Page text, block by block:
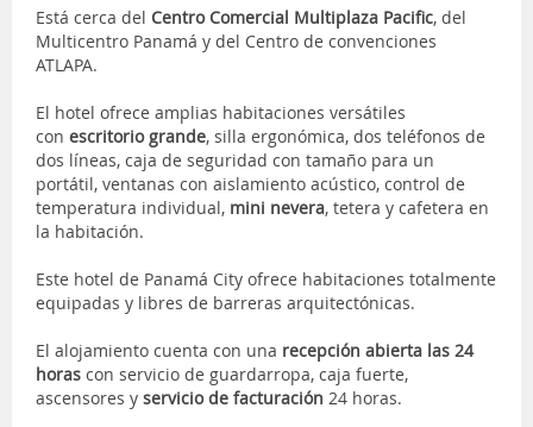
Está cerca del Centro Comercial Multiplaza Pacific, del
Multicentro Panamá y del Centro de convenciones
ATLAPA.
El hotel ofrece amplias habitaciones versátiles
con escritorio grande, silla ergonómica, dos teléfonos de
dos líneas, caja de seguridad con tamaño para un
portátil, ventanas con aislamiento acústico, control de
temperatura individual, mini nevera, tetera y cafetera en
la habitación.
Este hotel de Panamá City ofrece habitaciones totalmente
equipadas y libres de barreras arquitectónicas.
El alojamiento cuenta con una recepción abierta las 24
horas con servicio de guardarropa, caja fuerte,
ascensores y servicio de facturación 24 horas.